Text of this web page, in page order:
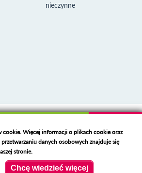
nieczynne
polspam.pl/
w Opolu Lubelskim
Odnośnik otworzy się w nowym oknie
cookie. Więcej informacji o plikach cookie oraz
danych osobowych znajduje się
stronie.
Chcę wiedzieć więcej